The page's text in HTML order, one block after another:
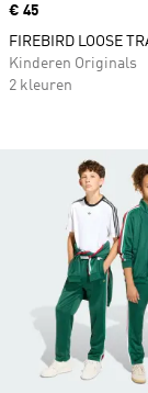
Price
€ 45
FIREBIRD LOOSE
Kinderen Originals
2 kleuren